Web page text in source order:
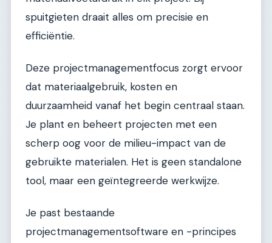
spuitgieten draait alles om precisie en
efficiëntie.
Deze projectmanagementfocus zorgt ervoor
dat materiaalgebruik, kosten en
duurzaamheid vanaf het begin centraal staan.
Je plant en beheert projecten met een
scherp oog voor de milieu-impact van de
gebruikte materialen. Het is geen standalone
tool, maar een geïntegreerde werkwijze.
Je past bestaande
projectmanagementsoftware en -principes